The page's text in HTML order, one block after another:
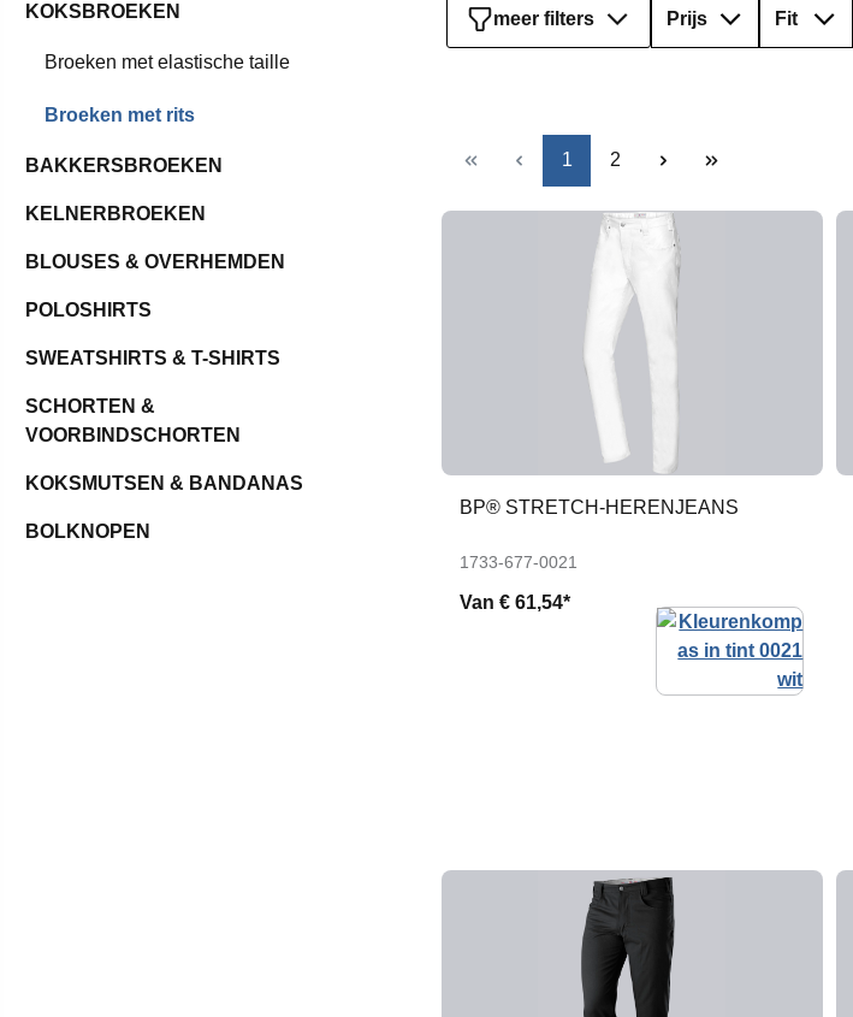
KOKSBROEKEN
Broeken met elastische taille
Broeken met rits
BAKKERSBROEKEN
KELNERBROEKEN
BLOUSES & OVERHEMDEN
POLOSHIRTS
SWEATSHIRTS & T-SHIRTS
SCHORTEN &
VOORBINDSCHORTEN
KOKSMUTSEN & BANDANAS
BOLKNOPEN
Prijs Fit
meer filters
Pagina
1 Pagina
2
BP® STRETCH-HERENJEANS
1733-677-0021
Van € 61,54*